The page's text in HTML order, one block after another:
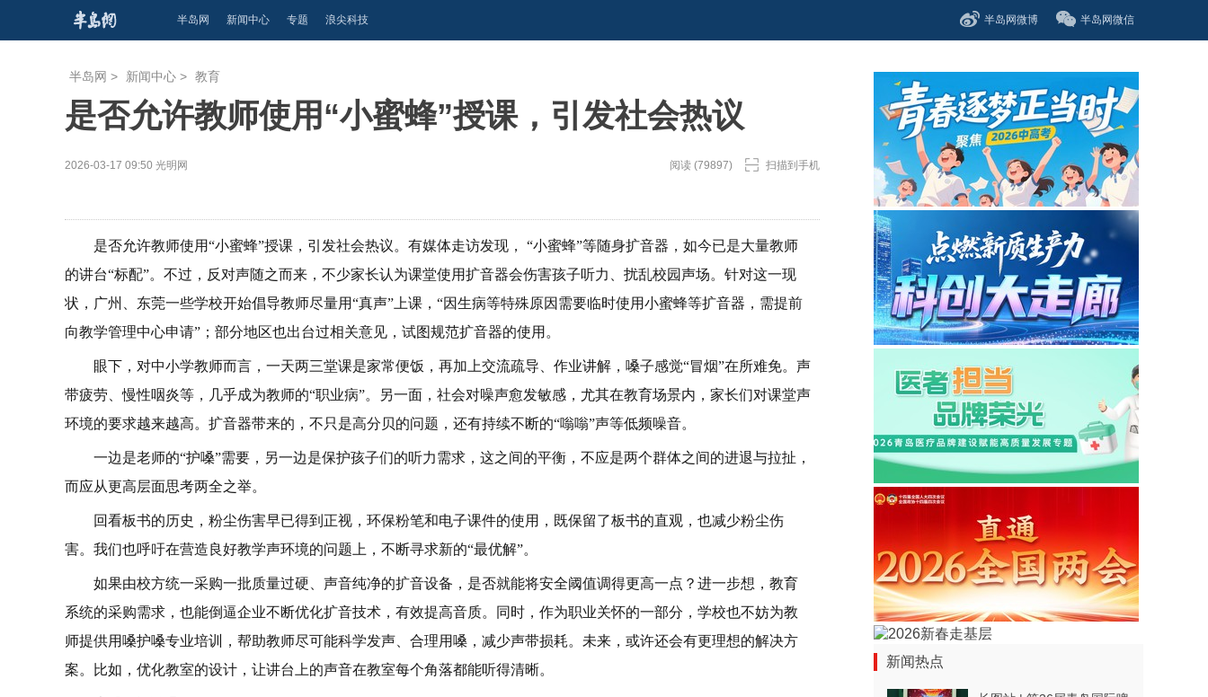
半岛网 新闻中心 专题 浪尖科技 半岛网微博 半岛网微信
半岛网 > 新闻中心 > 教育
是否允许教师使用“小蜜蜂”授课，引发社会热议
2026-03-17 09:50 光明网 阅读 (79897) 扫描到手机
是否允许教师使用“小蜜蜂”授课，引发社会热议。有媒体走访发现， “小蜜蜂”等随身扩音器，如今已是大量教师
的讲台“标配”。不过，反对声随之而来，不少家长认为课堂使用扩音器会伤害孩子听力、扰乱校园声场。针对这一现
状，广州、东莞一些学校开始倡导教师尽量用“真声”上课，“因生病等特殊原因需要临时使用小蜜蜂等扩音器，需提前
向教学管理中心申请”；部分地区也出台过相关意见，试图规范扩音器的使用。
眼下，对中小学教师而言，一天两三堂课是家常便饭，再加上交流疏导、作业讲解，嗓子感觉“冒烟”在所难免。声
带疲劳、慢性咽炎等，几乎成为教师的“职业病”。另一面，社会对噪声愈发敏感，尤其在教育场景内，家长们对课堂声
环境的要求越来越高。扩音器带来的，不只是高分贝的问题，还有持续不断的“嗡嗡”声等低频噪音。
一边是老师的“护嗓”需要，另一边是保护孩子们的听力需求，这之间的平衡，不应是两个群体之间的进退与拉扯，
而应从更高层面思考两全之举。
回看板书的历史，粉尘伤害早已得到正视，环保粉笔和电子课件的使用，既保留了板书的直观，也减少粉尘伤
害。我们也呼吁在营造良好教学声环境的问题上，不断寻求新的“最优解”。
如果由校方统一采购一批质量过硬、声音纯净的扩音设备，是否就能将安全阈值调得更高一点？进一步想，教育
系统的采购需求，也能倒逼企业不断优化扩音技术，有效提高音质。同时，作为职业关怀的一部分，学校也不妨为教
师提供用嗓护嗓专业培训，帮助教师尽可能科学发声、合理用嗓，减少声带损耗。未来，或许还会有更理想的解决方
案。比如，优化教室的设计，让讲台上的声音在教室每个角落都能听得清晰。
新闻热点